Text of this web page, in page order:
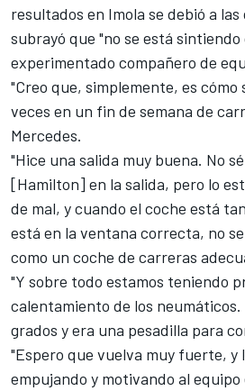
resultados en Imola se debió a
subrayó que "no se está sintiendo
experimentado compañero de
"Creo que, simplemente, es cómo
veces en un fin de semana de
Mercedes.
"Hice una salida muy buena. No
[Hamilton] en la salida, pero lo
de mal, y cuando el coche está
está en la ventana correcta, no
como un coche de carreras
"Y sobre todo estamos teniendo
calentamiento de los neumáticos.
grados y era una pesadilla para
"Espero que vuelva muy fuerte, y
empujando y motivando al